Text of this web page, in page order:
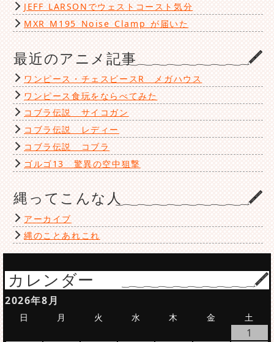
JEFF LARSONでウェストコースト気分
MXR M195 Noise Clamp が届いた
最近のアニメ記事
ワンピース・チェスピースR メガハウス
ワンピース食玩をならべてみた
コブラ伝説 サイコガン
コブラ伝説 レディー
コブラ伝説 コブラ
ゴルゴ13 驚異の空中狙撃
縄ってこんな人
アーカイブ
縄のことあれこれ
カレンダー
2026年8月
日 月 火 水 木 金 土
1